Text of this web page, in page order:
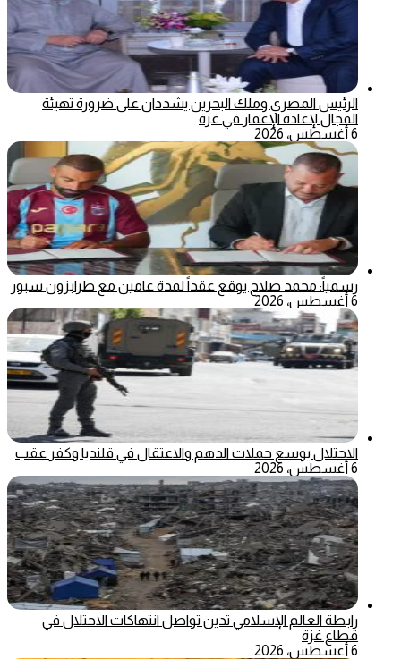
الرئيس المصري وملك البحرين يشددان على ضرورة تهيئة
المجال لإعادة الإعمار في غزة
6 أغسطس، 2026
رسمياً: محمد صلاح يوقع عقداً لمدة عامين مع طرابزون سبور
6 أغسطس، 2026
الاحتلال يوسع حملات الدهم والاعتقال في قلنديا وكفر عقب
6 أغسطس، 2026
رابطة العالم الإسلامي تدين تواصل انتهاكات الاحتلال في
قطاع غزة
6 أغسطس، 2026